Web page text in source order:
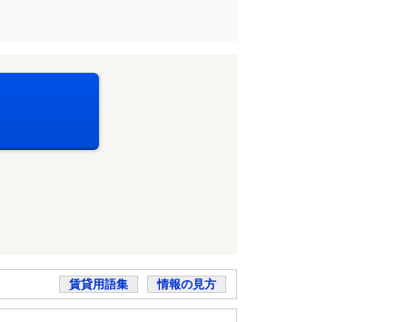
賃貸用語集 情報の見方